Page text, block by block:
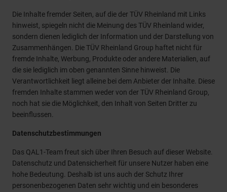
Die Inhalte fremder Seiten, auf die der TÜV Rheinland mit Links
hinweist, spiegeln nicht die Meinung des TÜV Rheinland wider,
sondern dienen lediglich der Information und der Darstellung von
Zusammenhängen. Die TÜV Rheinland Group haftet nicht für
fremde Inhalte, Werbung, Produkte oder andere Materialien, auf
die sie lediglich im oben genannten Sinne hinweist. Die
Verantwortlichkeit liegt alleine bei dem Anbieter der Inhalte. Diese
fremden Inhalte stammen weder von der TÜV Rheinland Group,
noch hat sie die Möglichkeit, den Inhalt von Seiten Dritter zu
beeinflussen.
Datenschutzbestimmungen
Das QAL1-Team freut sich über Ihren Besuch auf dieser Website.
Datenschutz und Datensicherheit für unsere Nutzer haben eine
hohe Bedeutung. Deshalb ist uns auch der Schutz Ihrer
personenbezogenen Daten sehr wichtig und ein besonderes